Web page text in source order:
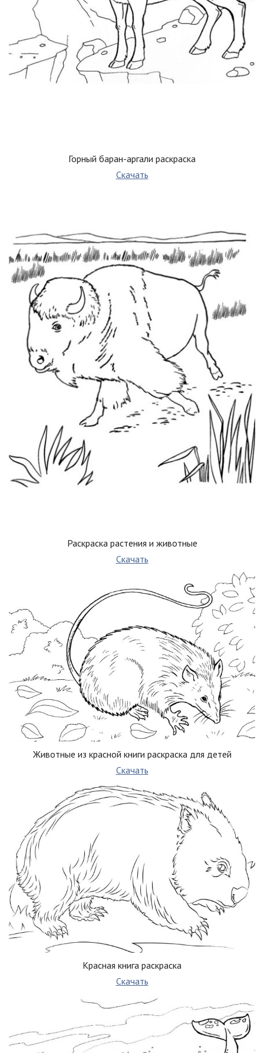
Горный баран-аргали раскраска
Скачать
Раскраска растения и животные
Скачать
Животные из красной книги раскраска для детей
Скачать
Красная книга раскраска
Скачать